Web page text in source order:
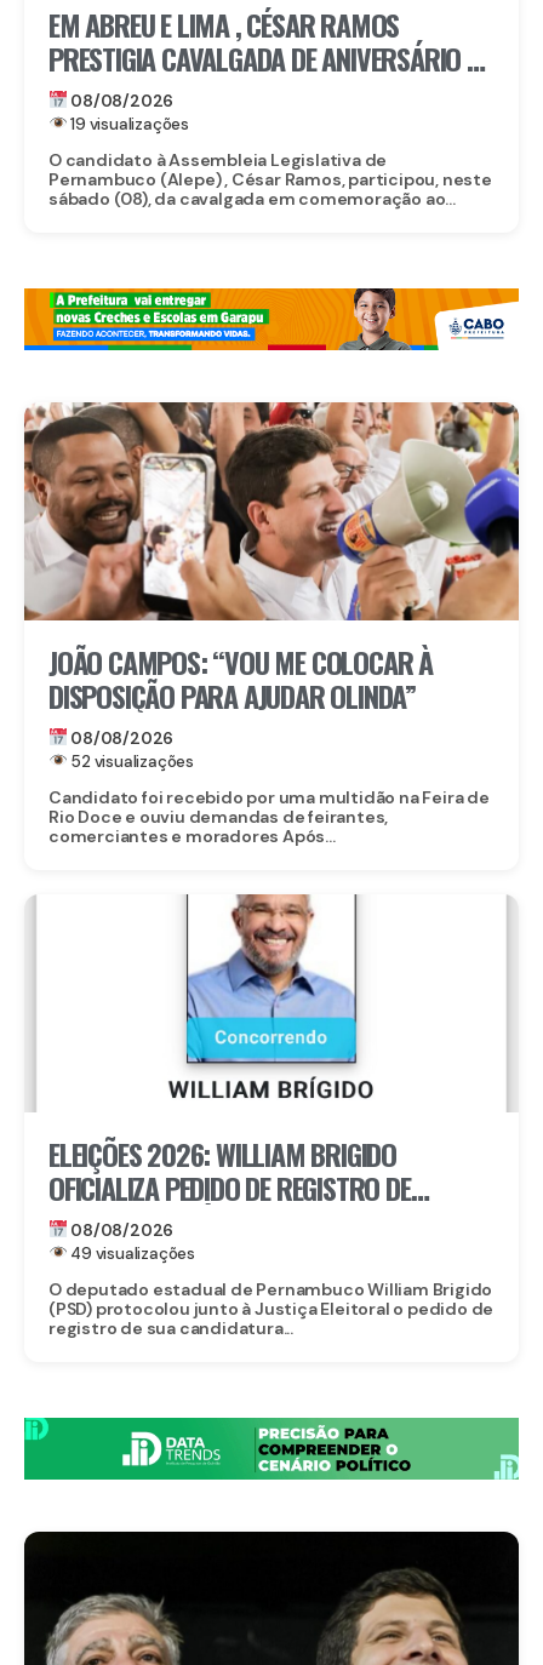
EM ABREU E LIMA , CÉSAR RAMOS
PRESTIGIA CAVALGADA DE ANIVERSÁRIO DE
LACERDA
08/08/2026
19 visualizações
O candidato à Assembleia Legislativa de
Pernambuco (Alepe) , César Ramos, participou, neste
sábado (08), da cavalgada em comemoração ao...
JOÃO CAMPOS: “VOU ME COLOCAR À
DISPOSIÇÃO PARA AJUDAR OLINDA”
08/08/2026
52 visualizações
Candidato foi recebido por uma multidão na Feira de
Rio Doce e ouviu demandas de feirantes,
comerciantes e moradores Após...
ELEIÇÕES 2026: WILLIAM BRIGIDO
OFICIALIZA PEDIDO DE REGISTRO DE
CANDIDATURA À REELEIÇÃO PARA A ALEPE
08/08/2026
49 visualizações
O deputado estadual de Pernambuco William Brigido
(PSD) protocolou junto à Justiça Eleitoral o pedido de
registro de sua candidatura...